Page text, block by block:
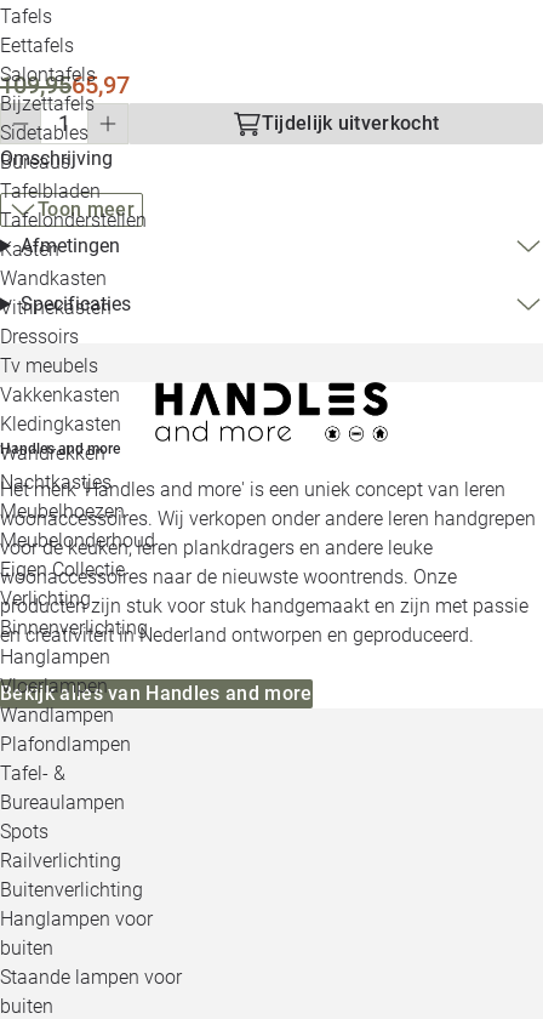
Tafels
Eettafels
Salontafels
Bijzettafels
Sidetables
Bureaus
Tafelbladen
Tafelonderstellen
Kasten
Wandkasten
Vitrinekasten
Dressoirs
Tv meubels
Vakkenkasten
Kledingkasten
Wandrekken
Nachtkastjes
Meubelhoezen
Meubelonderhoud
Eigen Collectie
Verlichting
Binnenverlichting
Hanglampen
Vloerlampen
Wandlampen
Plafondlampen
Tafel- &
Bureaulampen
Spots
Railverlichting
Buitenverlichting
Hanglampen voor
buiten
Staande lampen voor
buiten
109,9565,97
Tijdelijk uitverkocht
Omschrijving
Toon meer
Afmetingen
Specificaties
Handles and more
Het merk 'Handles and more' is een uniek concept van leren
woonaccessoires. Wij verkopen onder andere leren handgrepen
voor de keuken, leren plankdragers en andere leuke
woonaccessoires naar de nieuwste woontrends. Onze
producten zijn stuk voor stuk handgemaakt en zijn met passie
en creativiteit in Nederland ontworpen en geproduceerd.
Bekijk alles van Handles and more